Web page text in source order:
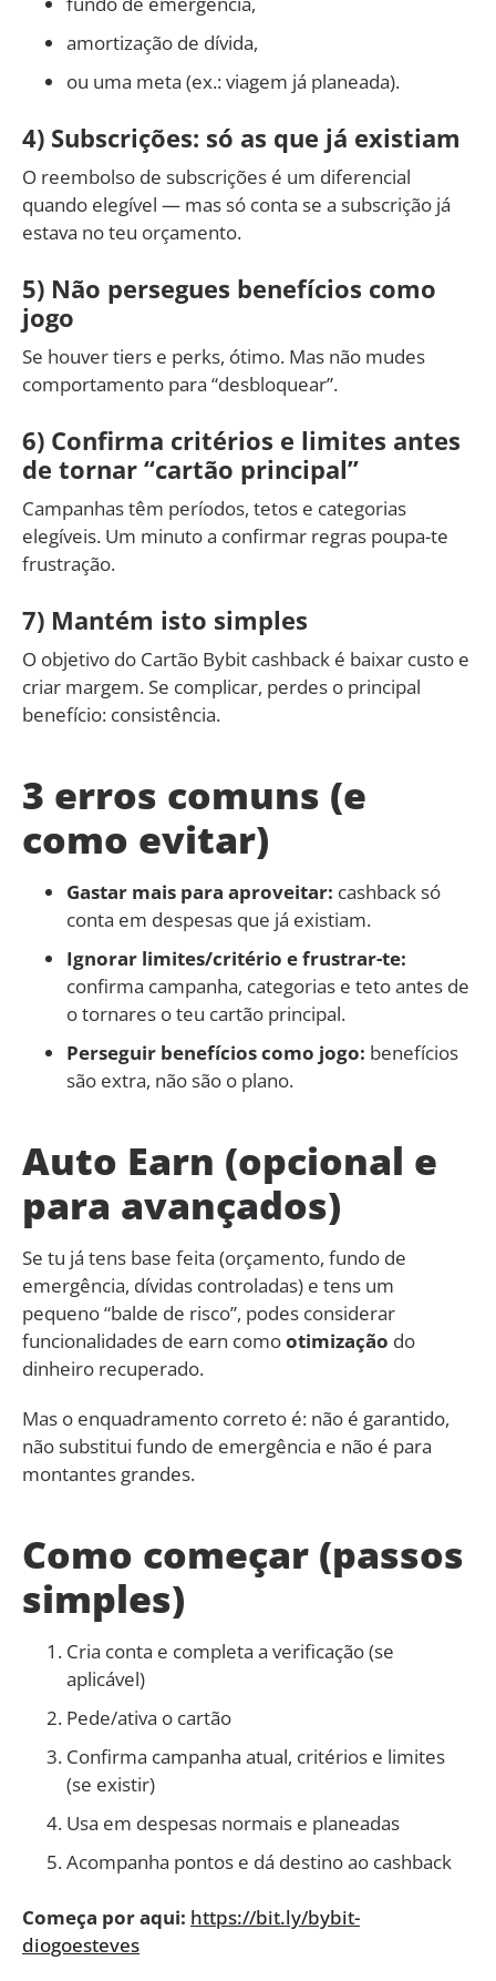
amortização de dívida,
ou uma meta (ex.: viagem já planeada).
4) Subscrições: só as que já existiam
O reembolso de subscrições é um diferencial
quando elegível — mas só conta se a subscrição já
estava no teu orçamento.
5) Não persegues benefícios como
jogo
Se houver tiers e perks, ótimo. Mas não mudes
comportamento para “desbloquear”.
6) Confirma critérios e limites antes
de tornar “cartão principal”
Campanhas têm períodos, tetos e categorias
elegíveis. Um minuto a confirmar regras poupa-te
frustração.
7) Mantém isto simples
O objetivo do Cartão Bybit cashback é baixar custo e
criar margem. Se complicar, perdes o principal
benefício: consistência.
3 erros comuns (e
como evitar)
Gastar mais para aproveitar: cashback só
conta em despesas que já existiam.
Ignorar limites/critério e frustrar-te:
confirma campanha, categorias e teto antes de
o tornares o teu cartão principal.
Perseguir benefícios como jogo: benefícios
são extra, não são o plano.
Auto Earn (opcional e
para avançados)
Se tu já tens base feita (orçamento, fundo de
emergência, dívidas controladas) e tens um
pequeno “balde de risco”, podes considerar
funcionalidades de earn comootimização do
dinheiro recuperado.
Mas o enquadramento correto é: não é garantido,
não substitui fundo de emergência e não é para
montantes grandes.
Como começar (passos
simples)
Cria conta e completa a verificação (se
aplicável)
Pede/ativa o cartão
Confirma campanha atual, critérios e limites
(se existir)
Usa em despesas normais e planeadas
Acompanha pontos e dá destino ao cashback
Começa por aqui: https://bit.ly/bybit-
diogoesteves